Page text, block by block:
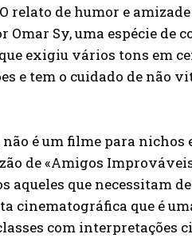
relato de humor e
Sy, uma espécie de
exigiu vários tons em
e tem o cuidado de não
é um filme para
de «Amigos
aqueles que necessitam
cinematográfica que é
com interpretações